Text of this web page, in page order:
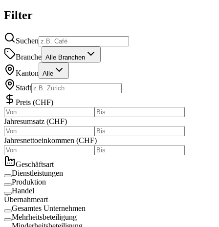
Filter
Suchen
Branche Alle Branchen
Kanton Alle
Stadt
Preis (CHF)
Jahresumsatz (CHF)
Jahresnettoeinkommen (CHF)
Geschäftsart
Dienstleistungen
Produktion
Handel
Übernahmeart
Gesamtes Unternehmen
Mehrheitsbeteiligung